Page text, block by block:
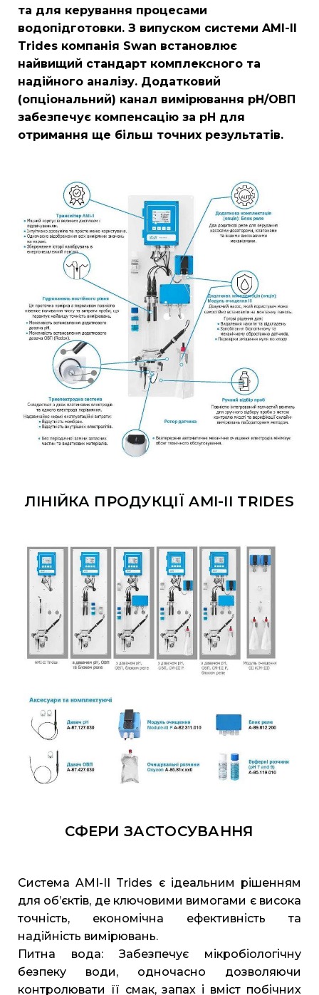
та для керування процесами
водопідготовки. З випуском системи AMI-II
Trides компанія Swan встановлює
найвищий стандарт комплексного та
надійного аналізу. Додатковий
(опціональний) канал вимірювання pH/ОВП
забезпечує компенсацію за pH для
отримання ще більш точних результатів.
ЛІНІЙКА ПРОДУКЦІЇ AMI-II TRIDES
СФЕРИ ЗАСТОСУВАННЯ
Система AMI-II Trides є ідеальним рішенням
для об’єктів, де ключовими вимогами є висока
точність, економічна ефективність та
надійність вимірювань.
Питна вода: Забезпечує мікробіологічну
безпеку води, одночасно дозволяючи
контролювати її смак, запах і вміст побічних